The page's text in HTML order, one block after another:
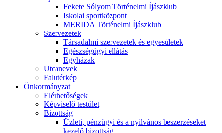
Fekete Sólyom Történelmi Íjászklub
Iskolai sportközpont
MERIDA Történelmi Íjászklub
Szervezetek
Társadalmi szervezetek és egyesületek
Egészségügyi ellátás
Egyházak
Utcanevek
Falutérkép
Önkormányzat
Elérhetőségek
Képviselő testület
Bizottság
Üzleti, pénzügyi és a nyilvános beszerzéseket
kezelő bizottság